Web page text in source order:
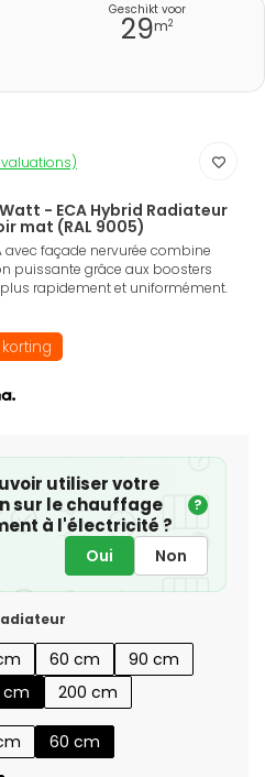
Geschikt voor
29m2
- ECA Hybrid Radiateur
mat (RAL 9005)
avec façade nervurée combine
puissante grâce aux boosters
rapidement et uniformément.
utiliser votre
sur le chauffage
à l'électricité ?
?
Oui Non
60 cm
90 cm
cm 200 cm
60 cm